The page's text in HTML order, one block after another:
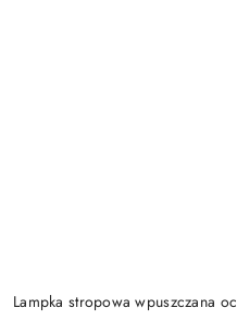
Lampka stropowa wpuszczana